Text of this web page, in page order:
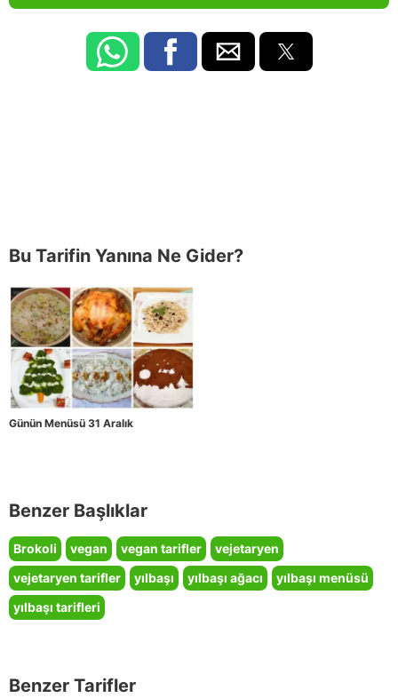
Bu Tarifin Yanına Ne Gider?
Günün Menüsü 31 Aralık
Benzer Başlıklar
Brokoli vegan vegan tarifler
vejetaryen
vejetaryen tarifler
yılbaşı yılbaşı ağacı
yılbaşı menüsü
yılbaşı tarifleri
Benzer Tarifler